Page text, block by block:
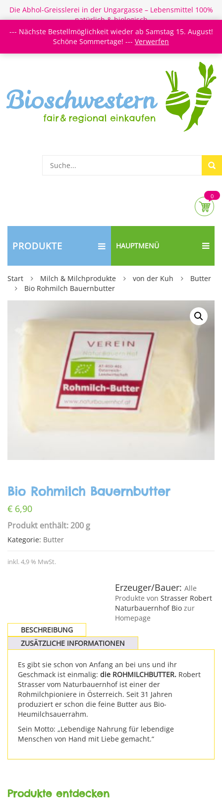
Die Abhol-Greisslerei in der Ungargasse – Lebensmittel 100%
natürlich & biologisch
Login/Register Newsletter Meine Merkzettel
0
PRODUKTE HAUPTMENÜ
Start Milch & Milchprodukte von der Kuh
Butter
Bio Rohmilch Bauernbutter
Bio Rohmilch Bauernbutter
€ 6,90
Produkt enthält: 200 g
Kategorie: Butter
inkl. 4,9 % MwSt.
Erzeuger/Bauer:Alle
Produkte von Strasser Robert
Naturbauernhof Biozur
Homepage
BESCHREIBUNG
ZUSÄTZLICHE INFORMATIONEN
Es gibt sie schon von Anfang an bei uns und ihr
Geschmack ist einmalig: die ROHMILCHBUTTER. Robert
Strasser vom Naturbauernhof ist einer der
Rohmilchpioniere in Österreich. Seit 31 Jahren
produziert er schon die feine Butter aus Bio-
Heumilchsauerrahm.
Sein Motto: „Lebendige Nahrung für lebendige
Menschen von Hand mit Liebe gemacht.“
Produkte entdecken
--- Nächste Bestellmöglichkeit wieder ab Samstag 15. August!
Schöne Sommertage! --- Verwerfen